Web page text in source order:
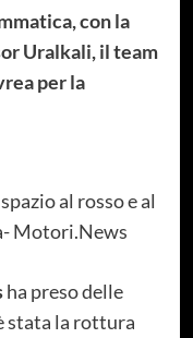
con la
Uralkali, il team
per la
al rosso e al
Motori.News
ha preso delle
stata la rottura